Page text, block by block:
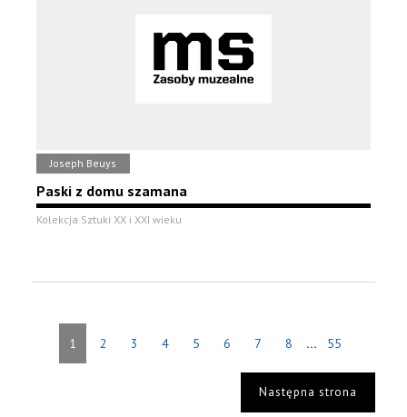
Joseph Beuys
Paski z domu szamana
Kolekcja Sztuki XX i XXI wieku
1 2 3 4 5 6 7 8 ... 55
Następna strona